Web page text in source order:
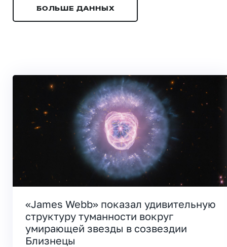
БОЛЬШЕ ДАННЫХ
«James Webb» показал удивительную
структуру туманности вокруг
умирающей звезды в созвездии
Близнецы